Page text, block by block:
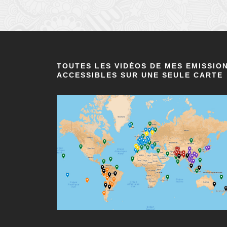
TOUTES LES VIDÉOS DE MES
ACCESSIBLES SUR UNE SEULE CARTE